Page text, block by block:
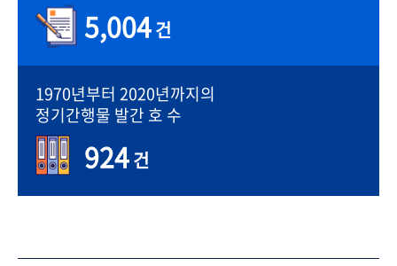
5,004건
1970년부터 2020년까지의
정기간행물 발간 호 수
924건